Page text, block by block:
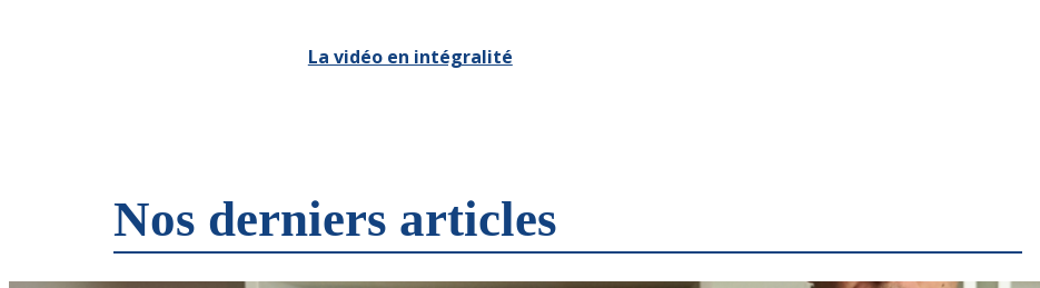
La vidéo en intégralité
Nos derniers articles